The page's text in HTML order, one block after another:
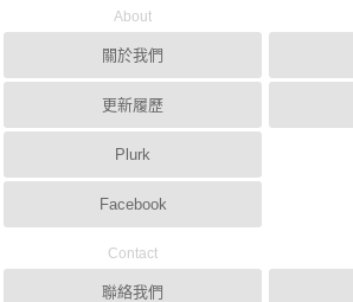
About
關於我們
更新履歷
Plurk
Facebook
Contact
聯絡我們